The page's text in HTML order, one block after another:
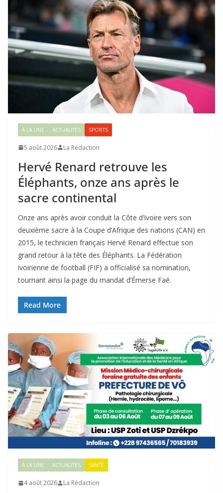
À LA UNE ACTUALITÉS SPORTS
5 août 2026 La Rédaction
Hervé Renard retrouve les
Éléphants, onze ans après le
sacre continental
Onze ans après avoir conduit la Côte d’Ivoire vers son
deuxième sacre à la Coupe d’Afrique des nations (CAN) en
2015, le technicien français Hervé Renard effectue son
grand retour à la tête des Éléphants. La Fédération
ivoirienne de football (FIF) a officialisé sa nomination,
tournant ainsi la page du mandat d’Émerse Faé.
Read More
À LA UNE ACTUALITÉS SANTÉ
4 août 2026 La Rédaction